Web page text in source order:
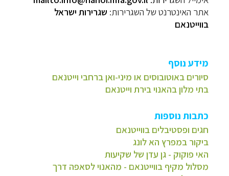
אתר האינטרנט של השגרירות: שגרירות ישראל
בווייטנאם
מידע נוסף
סיורים באוטובוסים או מיני-ואן ברחבי וייטנאם
בתי מלון בהאנוי בירת וייטנאם
כתבות נוספות
חגים ופסטיבלים בווייטנאם
ביקור במפרץ הא לונג
האי פוקוק - גן עדן של שקיעות
מסלול מקיף בווייטנאם - מהאנוי לסאפה דרך